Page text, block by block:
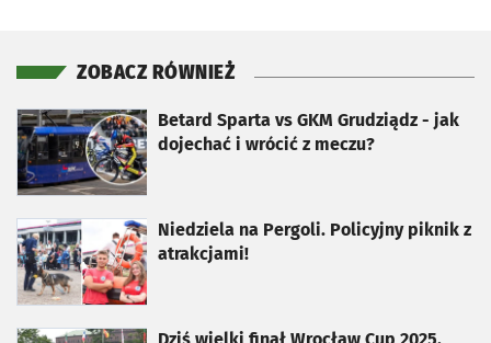
ZOBACZ RÓWNIEŻ
Betard Sparta vs GKM Grudziądz - jak
dojechać i wrócić z meczu?
otworzy się w nowej karcie
Niedziela na Pergoli. Policyjny piknik z
atrakcjami!
otworzy się w nowej karcie